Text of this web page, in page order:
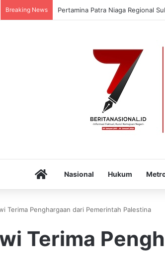
Breaking News Pertamina Patra Niaga Regional
HomeNasional Hukum
Terima Penghargaan dari Pemerintah Palestina
Terima